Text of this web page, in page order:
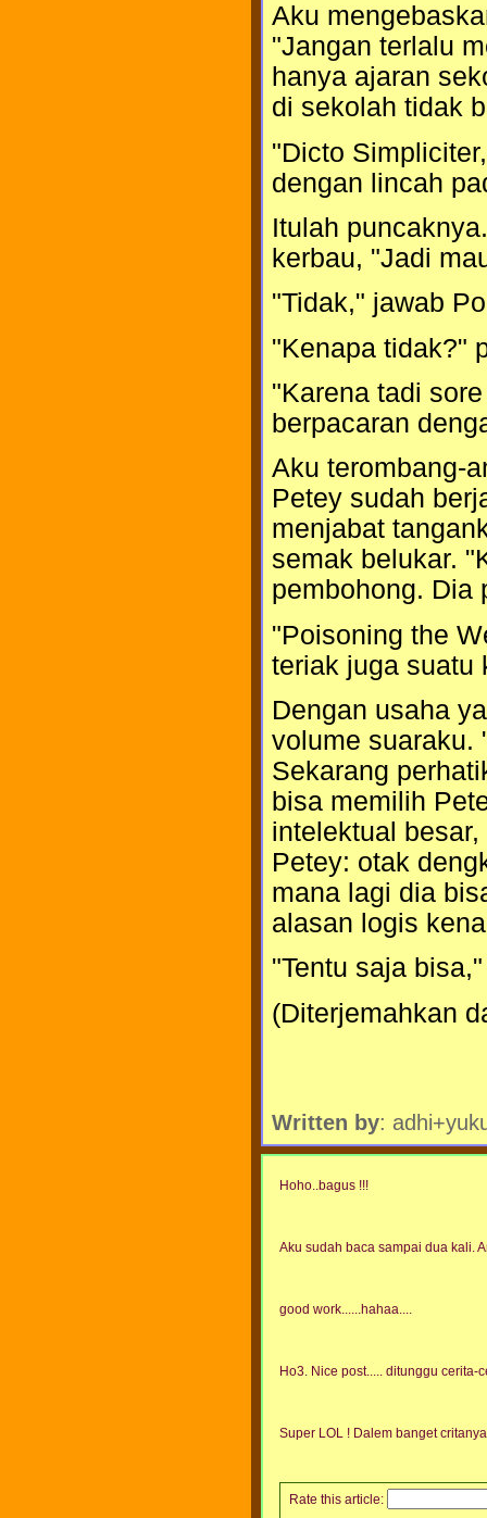
Aku
"Jangan terlalu
hanya ajaran
di sekolah tidak
"Dicto
dengan lincah
Itulah
kerbau, "Jadi
"Tidak," jawab
"Kenapa tidak?"
"Karena tadi
berpacaran
Aku terombang-
Petey sudah
menjabat
semak belukar.
pembohong. Dia
"Poisoning the
teriak juga suatu
Dengan usaha
volume suaraku.
Sekarang
bisa memilih
intelektual
Petey: otak
mana lagi dia
alasan logis
"Tentu saja
(Diterjemahkan
Written by:
Hoho..bagus !!!
Aku sudah baca sampai dua kali.
good work......hahaa....
Ho3. Nice post..... ditunggu cerita-
Super LOL ! Dalem banget
Rate this article: